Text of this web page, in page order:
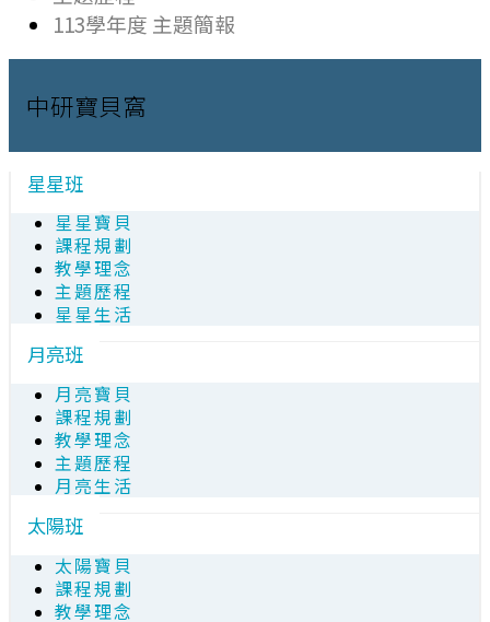
113學年度 主題簡報
中研寶貝窩
星星班
星星寶貝
課程規劃
教學理念
主題歷程
星星生活
月亮班
月亮寶貝
課程規劃
教學理念
主題歷程
月亮生活
太陽班
太陽寶貝
課程規劃
教學理念